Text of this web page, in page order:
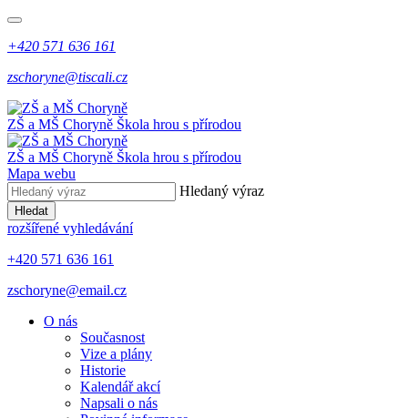
+420 571 636 161
zschoryne@tiscali.cz
ZŠ a MŠ Choryně Škola hrou s přírodou
ZŠ a MŠ Choryně Škola hrou s přírodou
Mapa webu
Hledaný výraz
Hledat
rozšířené vyhledávání
+420 571 636 161
zschoryne@email.cz
O nás
Současnost
Vize a plány
Historie
Kalendář akcí
Napsali o nás